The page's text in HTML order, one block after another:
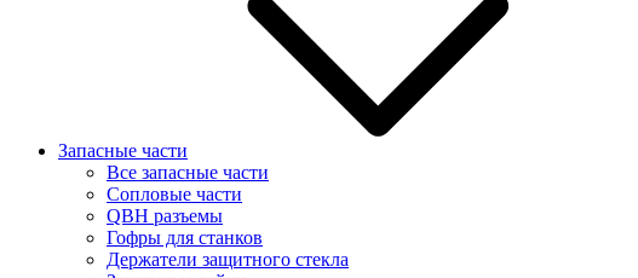
Запасные части
Все запасные части
Сопловые части
QBH разъемы
Гофры для станков
Держатели защитного стекла